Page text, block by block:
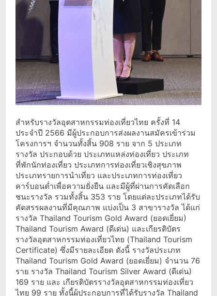
สำหรับรางวัลอุตสาหกรรมท่องเที่ยวไทย ครั้งที่ 14
ประจำปี 2566 มีผู้ประกอบการส่งผลงานสมัครเข้าร่วม
โครงการฯ จำนวนทั้งสิ้น 908 ราย จาก 5 ประเภท
รางวัล ประกอบด้วย ประเภทแหล่งท่องเที่ยว ประเภท
ที่พักนักท่องเที่ยว ประเภทการท่องเที่ยวเชิงสุขภาพ
ประเภทรายการนำเที่ยว และประเภทการท่องเที่ยว
คาร์บอนต่ำเพื่อความยั่งยืน และมีผู้ที่ผ่านการคัดเลือก
ชนะรางวัล รวมทั้งสิ้น 353 ราย โดยแต่ละประเภทได้รับ
คัดสรรผลงานที่มีคุณภาพ แบ่งเป็น 3 สาขารางวัล ได้แก่
รางวัล Thailand Tourism Gold Award (ยอดเยี่ยม)
Thailand Tourism Award (ดีเด่น) และเกียรติบัตร
รางวัลอุตสาหกรรมท่องเที่ยวไทย (Thailand Tourism
Certificate) ซึ่งมีรายละเอียด ดังนี้ รางวัลประเภท
Thailand Tourism Gold Award (ยอดเยี่ยม) จำนวน 76
ราย รางวัล Thailand Tourism Silver Award (ดีเด่น)
169 ราย และ เกียรติบัตรรางวัลอุตสาหกรรมท่องเที่ยว
ไทย 99 ราย ทั้งนี้ผู้ประกอบการที่ได้รับรางวัล Thailand